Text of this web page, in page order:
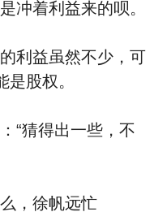
着利益来的呗。
益虽然不少，可
股权。
猜得出一些，不
，徐帆远忙